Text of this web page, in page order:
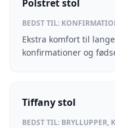
Polstret stol
BEDST TIL:
Ekstra komfort til
konfirmationer og
Tiffany stol
BEDST TIL: BRYLLUPPER,